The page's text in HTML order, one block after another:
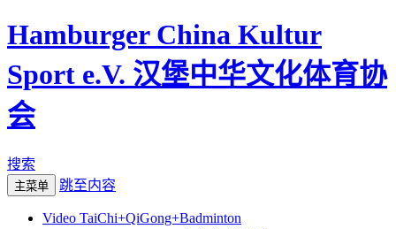
Hamburger China Kultur
Sport e.V. 汉堡中华文化体育协
会
搜索
主菜单 跳至内容
Video TaiChi+QiGong+Badminton